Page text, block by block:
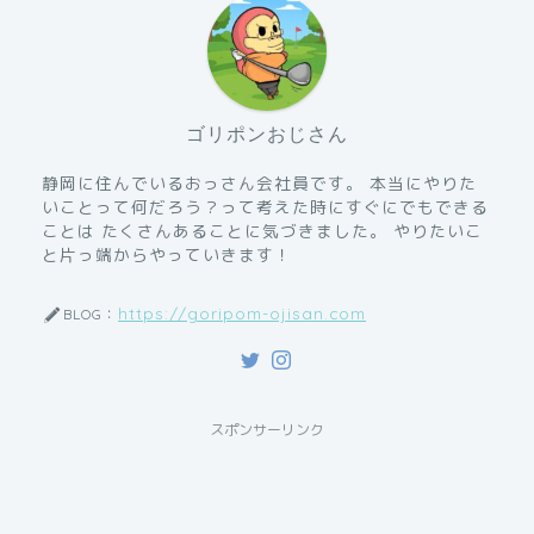
ゴリポンおじさん
静岡に住んでいるおっさん会社員です。 本当にやりた
いことって何だろう？って考えた時にすぐにでもできる
ことは たくさんあることに気づきました。 やりたいこ
と片っ端からやっていきます！
BLOG： https://goripom-ojisan.com
スポンサーリンク